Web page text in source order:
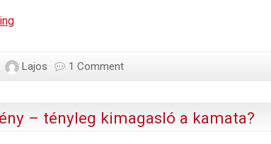
Mi
azLajos 1 Comment
– tényleg kimagasló a kamata?